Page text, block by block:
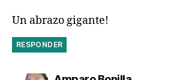
Un abrazo gigante!
RESPONDER